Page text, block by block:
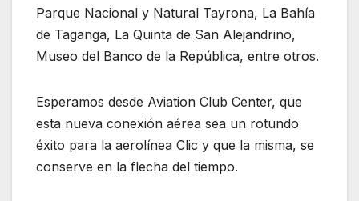
Parque Nacional y Natural Tayrona, La Bahía
de Taganga, La Quinta de San Alejandrino,
Museo del Banco de la República, entre otros.
Esperamos desde Aviation Club Center, que
esta nueva conexión aérea sea un rotundo
éxito para la aerolínea Clic y que la misma, se
conserve en la flecha del tiempo.